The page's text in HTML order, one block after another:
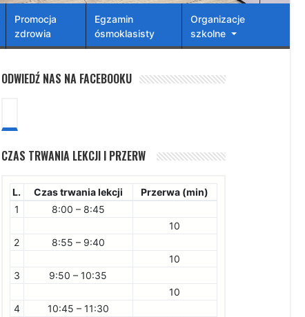
Promocja
zdrowia
Egzamin
ósmoklasisty
Organizacje
szkolne
ODWIEDŹ NAS NA FACEBOOKU
CZAS TRWANIA LEKCJI I PRZERW
L. Czas trwania lekcji
Przerwa (min)
1
8:00 – 8:45
10
2
8:55 – 9:40
10
3
9:50 – 10:35
10
4
10:45 – 11:30